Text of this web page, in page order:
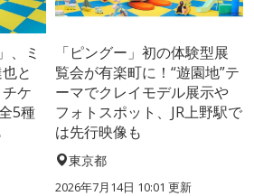
、ミ
と
ケ
5種
「ピングー」初の体験型展
覧会が有楽町に！“遊園地”テ
ーマでクレイモデル展示や
フォトスポット、JR上野駅で
は先行映像も
東京都
2026年7月14日 10:01 更新